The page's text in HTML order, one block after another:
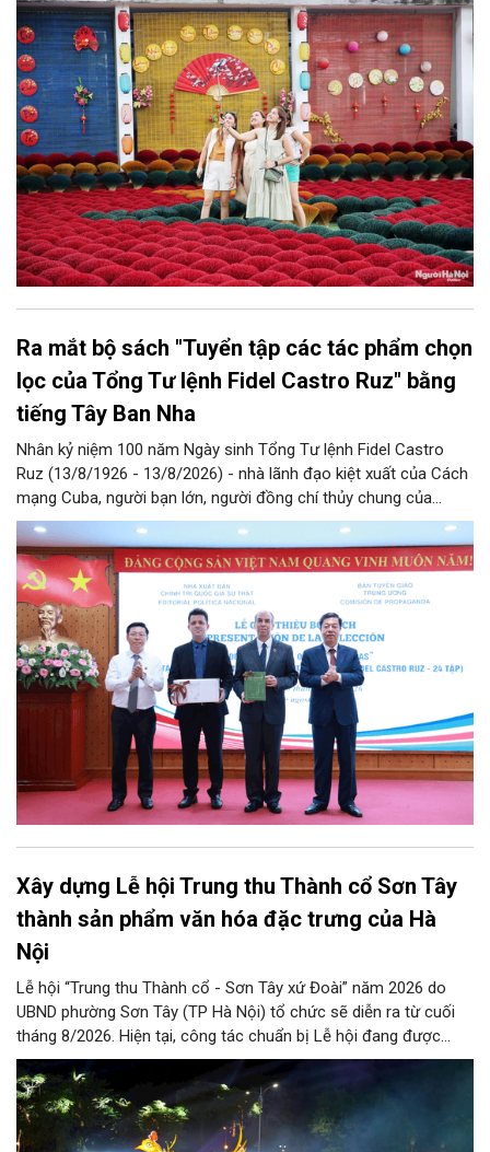
bàn thành phố thực hiện một số nội dung quan trọng. Qua đó
góp phần thực hiện thắng lợi các mục tiêu phát triển du lịch Hà
Nội năm 2026 và giai đoạn tiếp theo.
Ra mắt bộ sách "Tuyển tập các tác phẩm chọn
lọc của Tổng Tư lệnh Fidel Castro Ruz" bằng
tiếng Tây Ban Nha
Nhân kỷ niệm 100 năm Ngày sinh Tổng Tư lệnh Fidel Castro
Ruz (13/8/1926 - 13/8/2026) - nhà lãnh đạo kiệt xuất của Cách
mạng Cuba, người bạn lớn, người đồng chí thủy chung của
Đảng, Nhà nước và nhân dân Việt Nam, chiều 5/8, tại Hà Nội,
Nhà xuất bản Chính trị quốc gia Sự thật phối hợp với Ban Tuyên
giáo Trung ương tổ chức Lễ giới thiệu bộ sách “Tuyển tập các
tác phẩm chọn lọc của Tổng Tư lệnh Fidel Castro Ruz” gồm 24
tập bằng tiếng Tây Ban Nha.
Xây dựng Lễ hội Trung thu Thành cổ Sơn Tây
thành sản phẩm văn hóa đặc trưng của Hà
Nội
Lễ hội “Trung thu Thành cổ - Sơn Tây xứ Đoài” năm 2026 do
UBND phường Sơn Tây (TP Hà Nội) tổ chức sẽ diễn ra từ cuối
tháng 8/2026. Hiện tại, công tác chuẩn bị Lễ hội đang được
chính quyền phường Sơn Tây cùng các phòng, ban, ngành, đơn
vị và 25 tổ dân phố khẩn trương triển khai, tạo khí thế sôi nổi,
sẵn sàng mang đến cho Nhân dân và du khách một mùa Trung
thu quy mô, đặc sắc và giàu bản sắc văn hóa xứ Đoài.